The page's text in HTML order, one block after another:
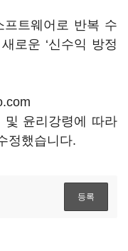
트웨어로 반복 수
로운 ‘신수익 방정
및 윤리강령에 따라
정했습니다.